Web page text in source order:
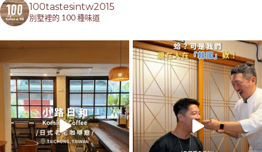
100tastesintw2015
別墅裡的 100 種味道